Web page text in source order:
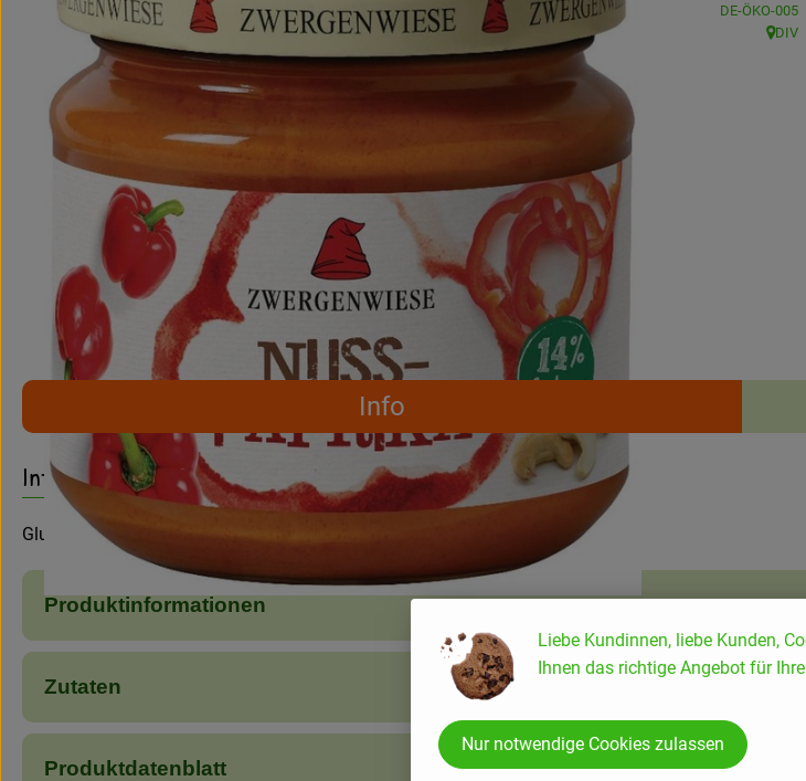
, Kontrollstelle:
DE-ÖKO-005
,
DIV
Rezepte
Info
Entdecke passende RezepteEs wurden keine passenden Rezepte gefunden.
Info
Glutenfrei, Brotaufstrich mit Nuss und Paprika
Produktinformationen
Zutaten
Produktdatenblatt
Liebe Kundinnen, liebe Kunden,
Ihnen das richtige Angebot für
Nur notwendige Cookies zulassen